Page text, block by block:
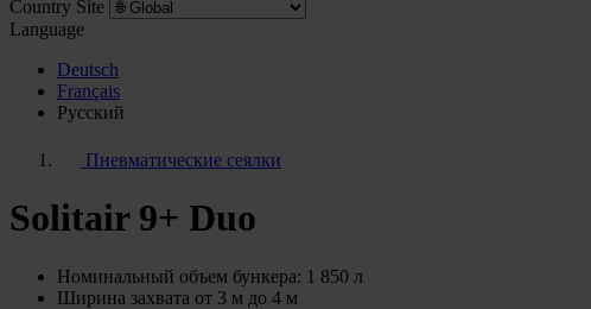
Country Site
Language
Deutsch
Français
Pусский
Пневматические сеялки
Solitair 9+ Duo
Номинальный объем бункера: 1 850 л
Ширина захвата от 3 м до 4 м